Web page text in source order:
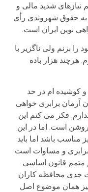
نیازهای شدید مالی و
به حقوق شهروندی رأی
نوین ایران است.
بزنم ولی ناگزیر با
هرچند هزار باده
و کوشیده ام در حد
برابری خواهی
فکر می کنم این
است. اما در این
مناسب باشد اما باید
برابری و مساوات است
قانون اساسی
جدی محافظه کاران
همان موضوع اصل